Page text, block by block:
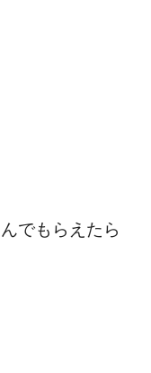
でもらえたら